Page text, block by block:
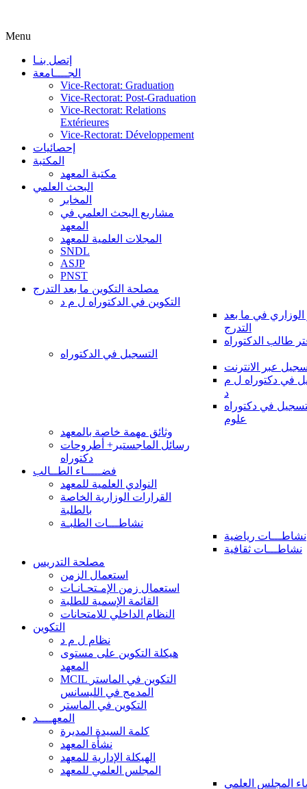
Menu
إتصل بنـا
الجــــامعة
Vice-Rectorat: Graduation
Vice-Rectorat: Post-Graduation
Vice-Rectorat: Relations
Extérieures
Vice-Rectorat: Développement
إحصائيات
المكتبة
مكتبة المعهد
البحث العلمي
المخابر
مشاريع البحث العلمي في
المعهد
المجلات العلمية للمعهد
SNDL
ASJP
PNST
مصلحة التكوين ما بعد التدرج
التكوين في الدكتوراه ل م د
الوزاري في ما بعد
التدرج
طالب الدكتوراه
التسجيل في الدكتوراه
عبر الانترنت
في دكتوراه ل م
د
في دكتوراه
علوم
وثائق مهمة خاصة بالمعهد
رسائل الماجستير+ أطروحات
دكتوراه
فضـــــاء الطــالب
النوادي العلمية للمعهد
القرارات الوزارية الخاصة
بالطلبة
نشاطـــات الطلبـة
نشاطـــات رياضية
نشاطـــات ثقافية
مصلحة التدريس
استعمال الزمن
استعمال زمن الإمـتحـانـات
القائمة الإسمية للطلبة
النظام الداخلي للامتحانات
التكوين
نظام ل م د
هيكلة التكوين على مستوى
المعهد
MCIL التكوين في الماستر
المدمج في الليسانس
التكوين في الماستر
المعهــــد
كلمة السيدة المديرة
نشأة المعهد
الهيكلة الإدارية للمعهد
المجلس العلمي للمعهد
المجلس العلمي